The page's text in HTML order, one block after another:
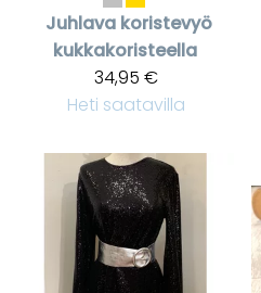
Juhlava koristevyö
kukkakoristeella
34,95 €
Heti saatavilla